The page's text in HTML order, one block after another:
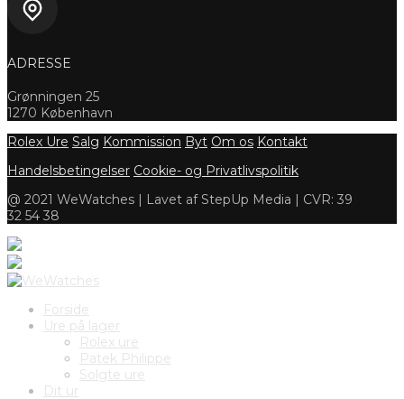
ADRESSE
Grønningen 25
1270 København
Rolex Ure Salg Kommission Byt Om os Kontakt
Handelsbetingelser Cookie- og Privatlivspolitik
@ 2021 WeWatches | Lavet af StepUp Media | CVR: 39
32 54 38
Forside
Ure på lager
Rolex ure
Patek Philippe
Solgte ure
Dit ur